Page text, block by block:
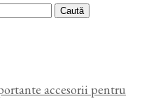
accesorii pentru